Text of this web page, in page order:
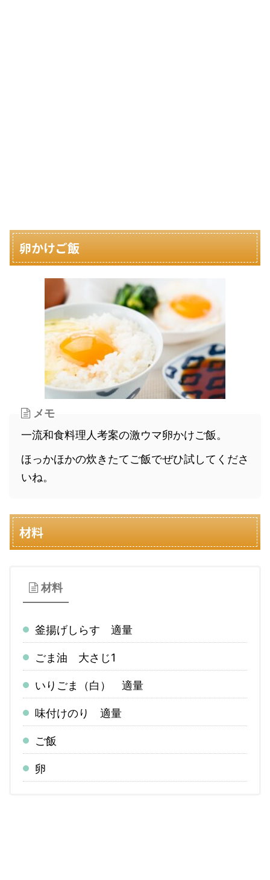
卵かけご飯
メモ
一流和食料理人考案の激ウマ卵かけご飯。
ほっかほかの炊きたてご飯でぜひ試してくださ
いね。
材料
材料
釜揚げしらす 適量
ごま油 大さじ1
いりごま（白） 適量
味付けのり 適量
ご飯
卵